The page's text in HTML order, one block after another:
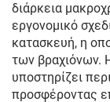
διάρκεια
εργονομικό
κατασκευή, η
των βραχιόνων.
υποστηρίζει
προσφέροντας